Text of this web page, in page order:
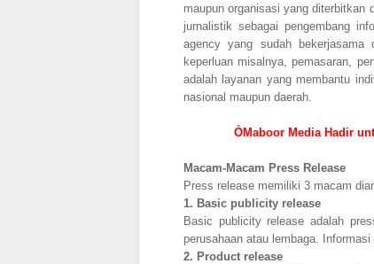
maupun organisasi yang
jurnalistik sebagai pengembang
agency yang sudah bekerjasama
keperluan misalnya, pemasaran,
adalah layanan yang membantu
nasional maupun daerah.
ÒMaboor Media Hadir
Macam-Macam Press Release
Press release memiliki 3 macam
1. Basic publicity release
Basic publicity release adalah
perusahaan atau lembaga.
2. Product release